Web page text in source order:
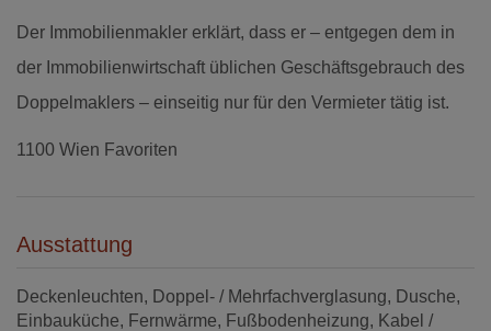
Der Immobilienmakler erklärt, dass er – entgegen dem in
der Immobilienwirtschaft üblichen Geschäftsgebrauch des
Doppelmaklers – einseitig nur für den Vermieter tätig ist.
1100 Wien Favoriten
Ausstattung
Deckenleuchten Doppel- / Mehrfachverglasung
Dusche
Einbauküche
Fernwärme Fußbodenheizung
Kabel /